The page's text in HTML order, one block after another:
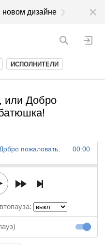
дизайне
ИСПОЛНИТЕЛИ
или Добро
00:00
пожаловать,